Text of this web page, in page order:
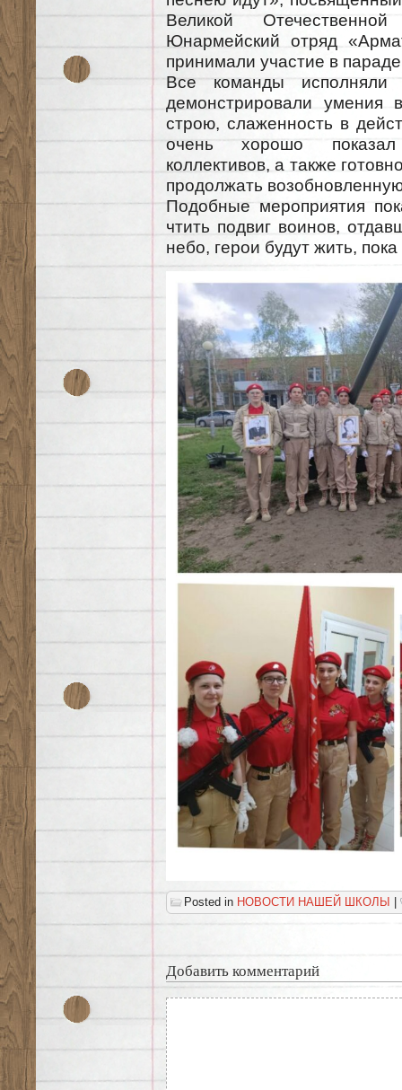
Великой
Юнармейский отряд
принимали участие в
Все команды исполняли
демонстрировали умения
строю, слаженность в
очень хорошо показал
коллективов, а также
продолжать
Подобные мероприятия
чтить подвиг воинов,
небо, герои будут жить,
Posted in НОВОСТИ НАШЕЙ ШКОЛЫ |
Добавить комментарий